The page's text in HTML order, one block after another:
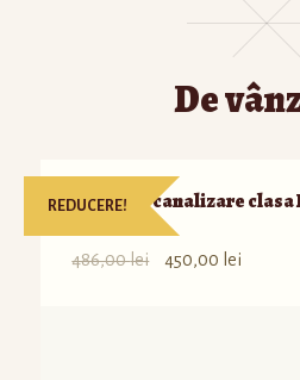
De
Capac de canalizare clasa
REDUCERE!
486,00lei 450,00 lei